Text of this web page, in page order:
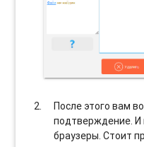
После этого вам
подтверждение. И
браузеры. Стоит